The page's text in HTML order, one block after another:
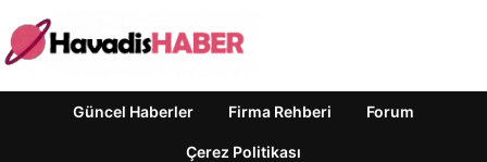
Güncel Haberler Firma Rehberi Forum
Çerez Politikası